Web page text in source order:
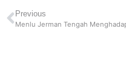
Previous